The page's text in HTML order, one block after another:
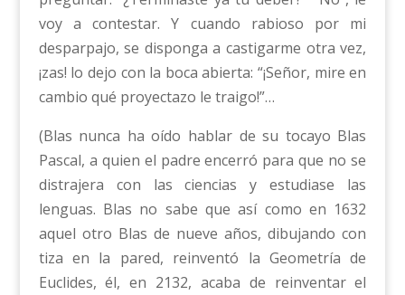
voy a contestar. Y cuando rabioso por mi
desparpajo, se disponga a castigarme otra vez,
¡zas! lo dejo con la boca abierta: “¡Señor, mire en
cambio qué proyectazo le traigo!”…
(Blas nunca ha oído hablar de su tocayo Blas
Pascal, a quien el padre encerró para que no se
distrajera con las ciencias y estudiase las
lenguas. Blas no sabe que así como en 1632
aquel otro Blas de nueve años, dibujando con
tiza en la pared, reinventó la Geometría de
Euclides, él, en 2132, acaba de reinventar el